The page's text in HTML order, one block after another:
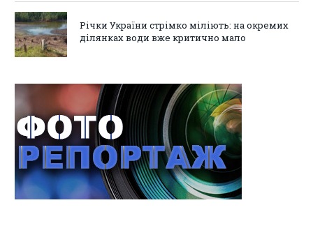
Річки України стрімко міліють: на окремих
ділянках води вже критично мало